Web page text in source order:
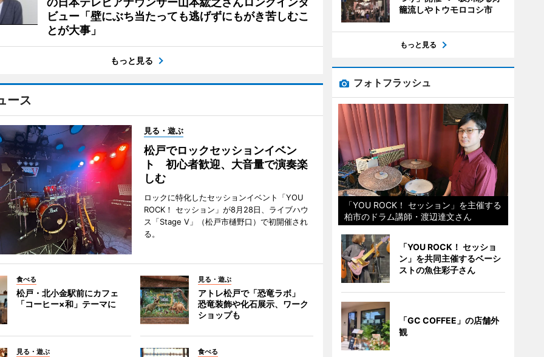
ビュー「壁にぶち当たっても逃げずにもがき苦しむこ
とが大事」
もっと見る
ース
見る・遊ぶ
松戸でロックセッションイベン
ト 初心者歓迎、大音量で演奏楽
しむ
ロックに特化したセッションイベント「YOU
ROCK！ セッション」が8月28日、ライブハウ
ス「Stage V」（松戸市樋野口）で初開催され
る。
食べる
松戸・北小金駅前にカフェ
「コーヒー×和」テーマに
見る・遊ぶ
アトレ松戸で「恐竜ラボ」
恐竜装飾や化石展示、ワーク
ショップも
見る・遊ぶ 食べる
籠流しやトウモロコシ市
もっと見る
フォトフラッシュ
「YOU ROCK！ セッション」を主催する
柏市のドラム講師・渡辺達文さん
「YOU ROCK！ セッショ
ン」を共同主催するベーシ
ストの魚住彩子さん
「GC COFFEE」の店舗外
観